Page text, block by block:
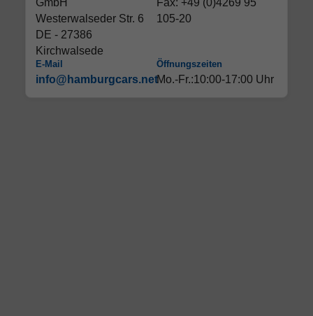
GmbH
Westerwalseder Str. 6
DE - 27386
Kirchwalsede
Fax: +49 (0)4269 95
105-20
E-Mail
info@hamburgcars.net
Öffnungszeiten
Mo.-Fr.:10:00-17:00 Uhr